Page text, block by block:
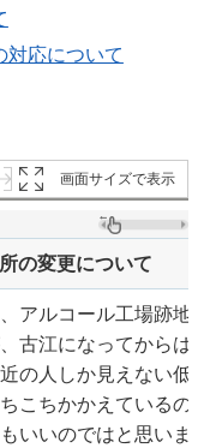
対応について
画面サイズで表示
の変更について
アルコール工場跡地
古江になってからは
の人しか見えない低
こちかかえているの
いいのではと思いま